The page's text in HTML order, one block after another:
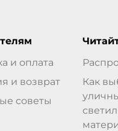
и оплата
и возврат
советы
Как